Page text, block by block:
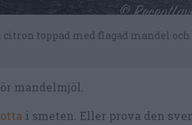
toppad med flagad mandel och
mandelmjöl.
i smeten. Eller prova den